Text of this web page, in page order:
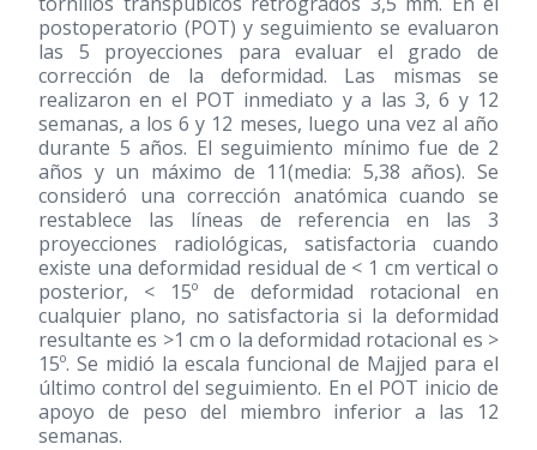
postoperatorio (POT) y seguimiento se evaluaron
las 5 proyecciones para evaluar el grado de
corrección de la deformidad. Las mismas se
realizaron en el POT inmediato y a las 3, 6 y 12
semanas, a los 6 y 12 meses, luego una vez al año
durante 5 años. El seguimiento mínimo fue de 2
años y un máximo de 11(media: 5,38 años). Se
consideró una corrección anatómica cuando se
restablece las líneas de referencia en las 3
proyecciones radiológicas, satisfactoria cuando
existe una deformidad residual de < 1 cm vertical o
posterior, < 15º de deformidad rotacional en
cualquier plano, no satisfactoria si la deformidad
resultante es >1 cm o la deformidad rotacional es >
15º. Se midió la escala funcional de Majjed para el
último control del seguimiento. En el POT inicio de
apoyo de peso del miembro inferior a las 12
semanas.